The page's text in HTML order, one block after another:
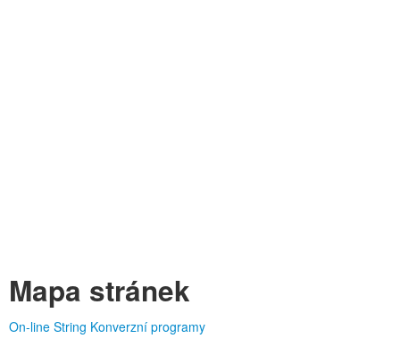
Mapa stránek
On-line String Konverzní programy